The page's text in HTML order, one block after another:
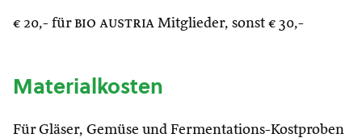
€ 20,- für bio austria Mitglieder, sonst € 30,-
Materialkosten
Für Gläser, Gemüse und Fermentations-Kostproben